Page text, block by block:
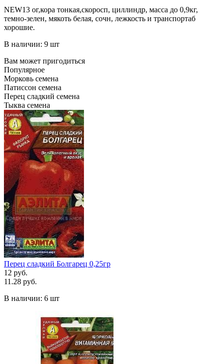
NEW13 ог,кора тонкая,скоросп, циллиндр, масса до 0,9кг,
темно-зелен, мякоть белая, сочн, лежкость и транспортаб
хорошие.
В наличии: 9 шт
Вам может пригодиться
Популярное
Морковь семена
Патиссон семена
Перец сладкий семена
Тыква семена
Перец сладкий Болгарец 0,25гр
12 руб.
11.28 руб.
В наличии: 6 шт